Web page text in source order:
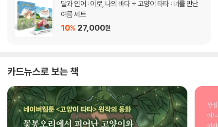
달과 인어 : 이로, 나의 바다 + 고양이 타타 : 너를 만난
여름 세트
10% 27,000원
카드뉴스로 보는 책